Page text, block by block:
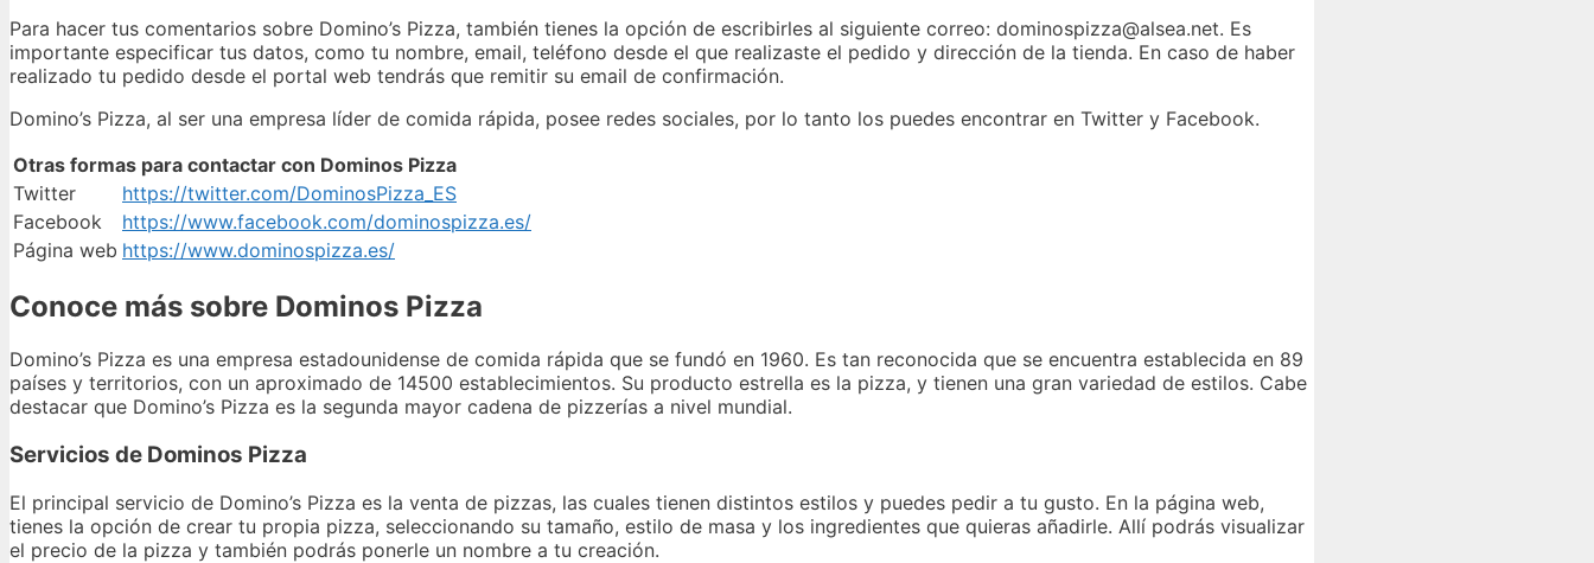
Para hacer tus comentarios sobre Domino’s Pizza, también tienes la opción de escribirles al siguiente correo: dominospizza@alsea.net. Es
importante especificar tus datos, como tu nombre, email, teléfono desde el que realizaste el pedido y dirección de la tienda. En caso de haber
realizado tu pedido desde el portal web tendrás que remitir su email de confirmación.
Domino’s Pizza, al ser una empresa líder de comida rápida, posee redes sociales, por lo tanto los puedes encontrar en Twitter y Facebook.
Otras formas para contactar con Dominos Pizza
Twitter
https://twitter.com/DominosPizza_ES
Facebook
https://www.facebook.com/dominospizza.es/
Página web https://www.dominospizza.es/
Conoce más sobre Dominos Pizza
Domino’s Pizza es una empresa estadounidense de comida rápida que se fundó en 1960. Es tan reconocida que se encuentra establecida en 89
países y territorios, con un aproximado de 14500 establecimientos. Su producto estrella es la pizza, y tienen una gran variedad de estilos. Cabe
destacar que Domino’s Pizza es la segunda mayor cadena de pizzerías a nivel mundial.
Servicios de Dominos Pizza
El principal servicio de Domino’s Pizza es la venta de pizzas, las cuales tienen distintos estilos y puedes pedir a tu gusto. En la página web,
tienes la opción de crear tu propia pizza, seleccionando su tamaño, estilo de masa y los ingredientes que quieras añadirle. Allí podrás visualizar
el precio de la pizza y también podrás ponerle un nombre a tu creación.